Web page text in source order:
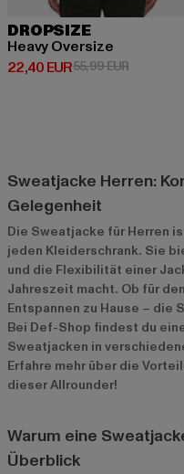
DROPSIZE
Heavy Oversize
22,40 EUR
Derzeitiger Preis: 22,40 EUR
55,99 EUR
Sweatjacke Herren:
Gelegenheit
Die Sweatjacke für Herren
jeden Kleiderschrank. Sie
und die Flexibilität einer
Jahreszeit macht. Ob für
Entspannen zu Hause – die
Bei Def-Shop findest du
Sweatjacken in
Erfahre mehr über die
dieser Allrounder!
Warum eine
Überblick